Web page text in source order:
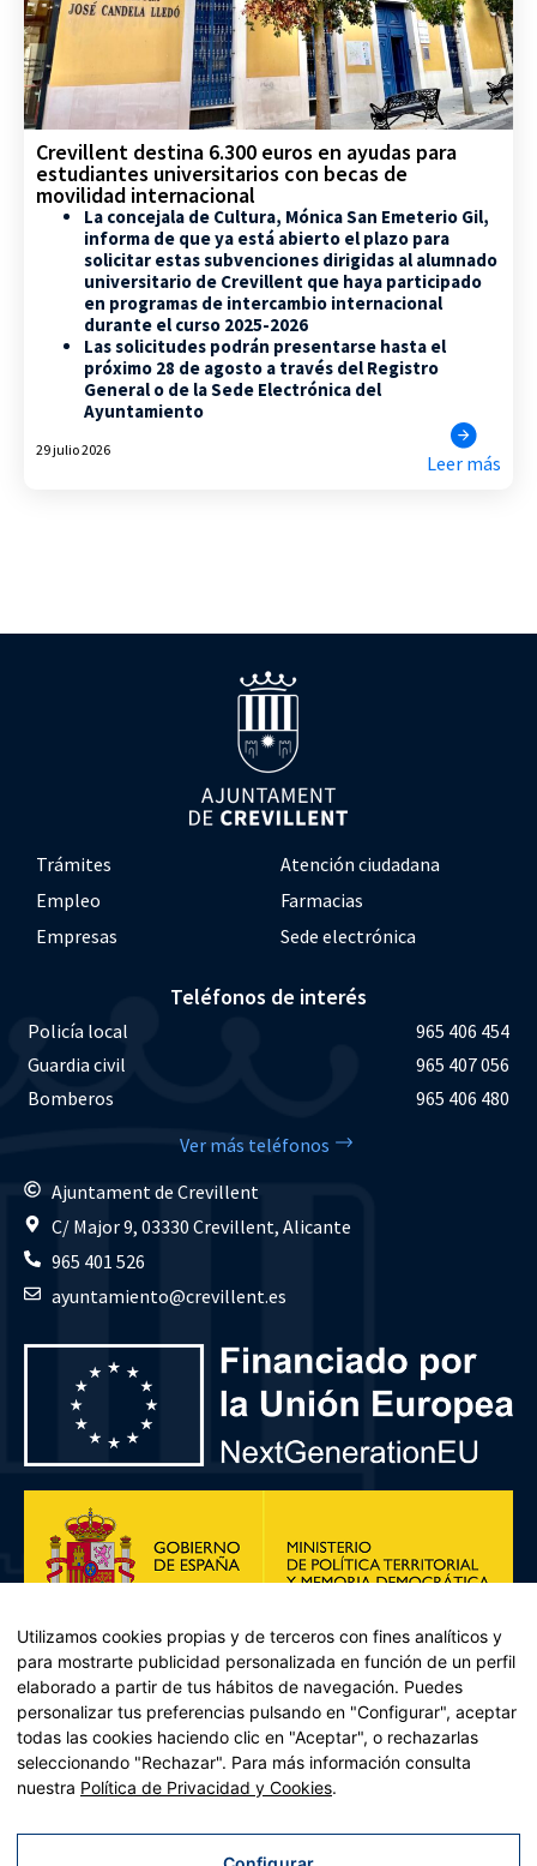
Crevillent destina 6.300 euros en ayudas para
estudiantes universitarios con becas de
movilidad internacional
La concejala de Cultura, Mónica San Emeterio Gil,
informa de que ya está abierto el plazo para
solicitar estas subvenciones dirigidas al alumnado
universitario de Crevillent que haya participado
en programas de intercambio internacional
durante el curso 2025-2026
Las solicitudes podrán presentarse hasta el
próximo 28 de agosto a través del Registro
General o de la Sede Electrónica del
Ayuntamiento
29 julio 2026
Leer más
Trámites
Atención ciudadana
Empleo
Farmacias
Empresas
Sede electrónica
Teléfonos de interés
Policía local
965 406 454
Guardia civil
965 407 056
Bomberos
965 406 480
Ver más teléfonos
Ajuntament de Crevillent
C/ Major 9, 03330 Crevillent, Alicante
965 401 526
ayuntamiento@crevillent.es
Plan de Recuperación, Transformación y Resiliencia – Financiado por
Recuperación y resiliencia, establecido por el Reglamento (UE)
2021/241 del Parlamento Europeo y del Consejo, de 12 de febrero
Utilizamos cookies propias y de terceros con fines analíticos y
para mostrarte publicidad personalizada en función de un perfil
elaborado a partir de tus hábitos de navegación. Puedes
personalizar tus preferencias pulsando en "Configurar", aceptar
todas las cookies haciendo clic en "Aceptar", o rechazarlas
seleccionando "Rechazar". Para más información consulta
nuestra Política de Privacidad y Cookies.